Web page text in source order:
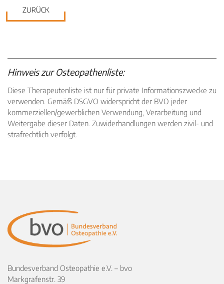
ZURÜCK
Hinweis zur Osteopathenliste:
Diese Therapeutenliste ist nur für private Informationszwecke zu
verwenden. Gemäß DSGVO widerspricht der BVO jeder
kommerziellen/gewerblichen Verwendung, Verarbeitung und
Weitergabe dieser Daten. Zuwiderhandlungen werden zivil- und
strafrechtlich verfolgt.
Bundesverband Osteopathie e.V. – bvo
Markgrafenstr. 39